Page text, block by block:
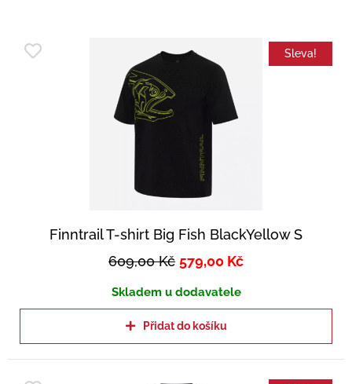
Sleva!
Finntrail T-shirt Big Fish BlackYellow S
609,00Kč 579,00 Kč
Skladem u dodavatele
Přidat do košíku